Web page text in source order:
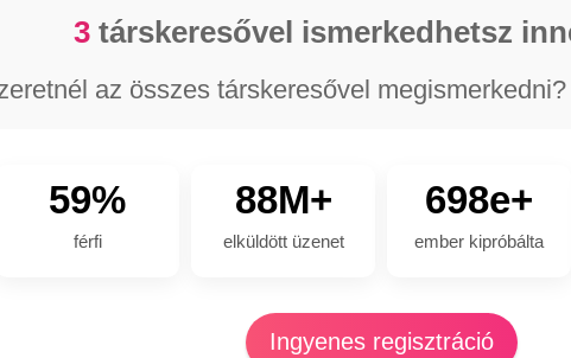
3 társkeresővel ismerkedhetsz
az összes társkeresővel megismerkedni?
59%
férfi
88M+
elküldött üzenet
698e+
ember kipróbálta
Ingyenes regisztráció